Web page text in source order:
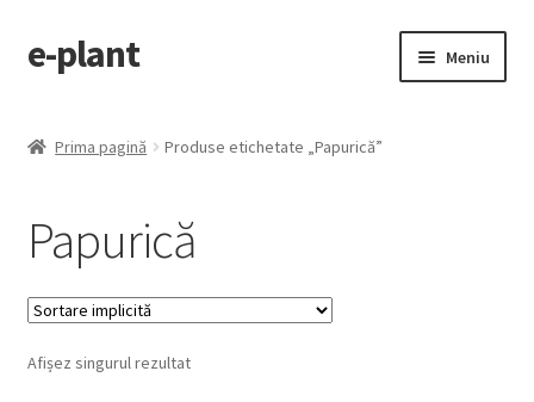
Sari
la
Sari
la
e-plant Meniu
Contact
Checkout
Prima pagină Produse etichetate „Papurică”
Papurică
Afișez singurul rezultat